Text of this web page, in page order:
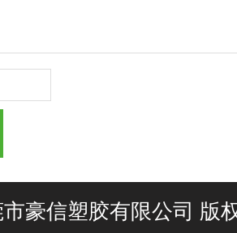
豪信塑胶有限公司 版